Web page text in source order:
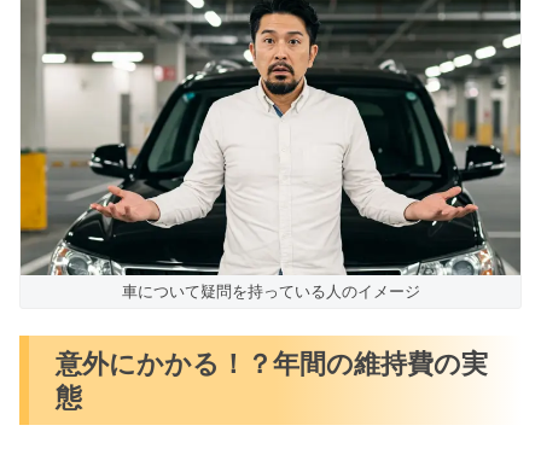
車について疑問を持っている人のイメージ
意外にかかる！？年間の維持費の実
態